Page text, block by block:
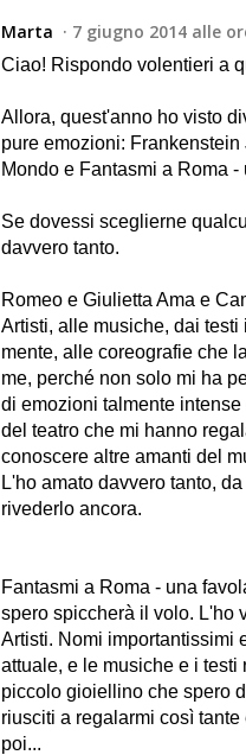
Marta 7 giugno 2014 alle
Ciao! Rispondo volentieri a
Allora, quest'anno ho visto
pure emozioni:
Mondo e Fantasmi a Roma
Se dovessi sceglierne
davvero tanto.
Romeo e Giulietta Ama e
Artisti, alle musiche, dai
mente, alle coreografie che
me, perché non solo mi ha
di emozioni talmente
del teatro che mi hanno
conoscere altre amanti del
L'ho amato davvero tanto,
rivederlo ancora.
Fantasmi a Roma - una
spero spiccherà il volo. L'ho
Artisti. Nomi importantissimi
attuale, e le musiche e i
piccolo gioiellino che spero
riusciti a regalarmi così
poi...